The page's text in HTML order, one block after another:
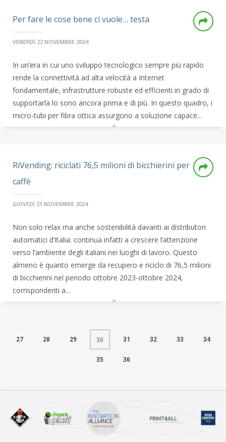
Per fare le cose bene ci vuole… testa
VENERDÌ 22 NOVEMBRE 2024
In un’era in cui uno sviluppo tecnologico sempre più rapido
rende la connettività ad alta velocità a Internet
fondamentale, infrastrutture robuste ed efficienti in grado di
supportarla lo sono ancora prima e di più. In questo quadro, i
micro-tubi per fibra ottica assurgono a soluzione capace...
RiVending: riciclati 76,5 milioni di bicchierini per
caffè
GIOVEDÌ 21 NOVEMBRE 2024
Non solo relax ma anche sostenibilità davanti ai distributori
automatici d’Italia: continua infatti a crescere l’attenzione
verso l’ambiente degli italiani nei luoghi di lavoro. Questo
almeno è quanto emerge da recupero e riciclo di 76,5 milioni
di bicchierini nel periodo ottobre 2023-ottobre 2024,
corrispondenti a...
27 28 29 30 31 32 33 34
35 36